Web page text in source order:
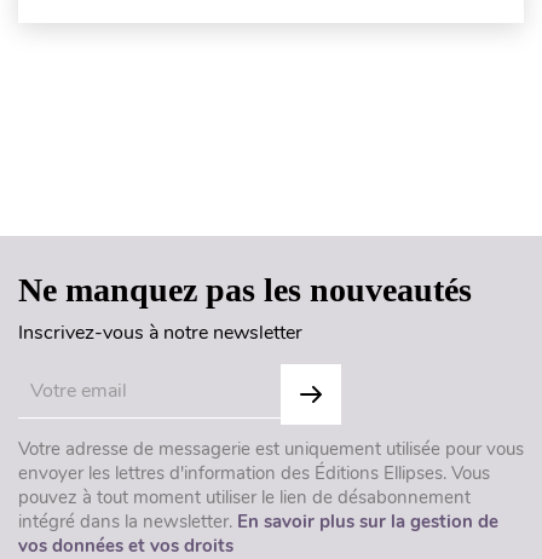
Ne manquez pas les nouveautés
Inscrivez-vous à notre newsletter
Votre adresse de messagerie est uniquement utilisée pour vous
envoyer les lettres d'information des Éditions Ellipses. Vous
pouvez à tout moment utiliser le lien de désabonnement
intégré dans la newsletter. En savoir plus sur la gestion de
vos données et vos droits